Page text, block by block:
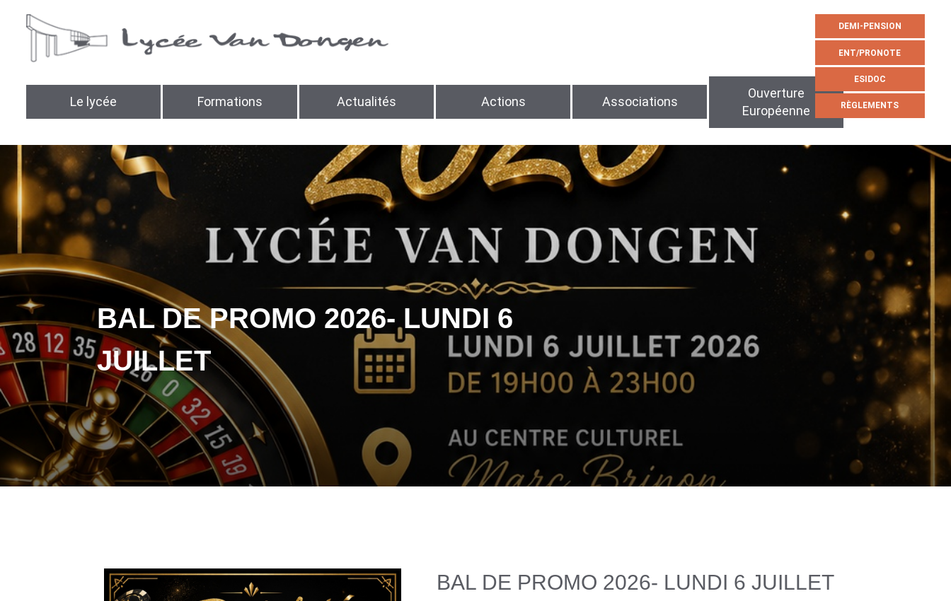
Le lycée Formations Actualités Actions Associations
Ouverture
Européenne
DEMI-PENSION
ENT/PRONOTE
ESIDOC
RÈGLEMENTS
BAL DE PROMO 2026- LUNDI 6
JUILLET
BAL DE PROMO 2026- LUNDI 6 JUILLET